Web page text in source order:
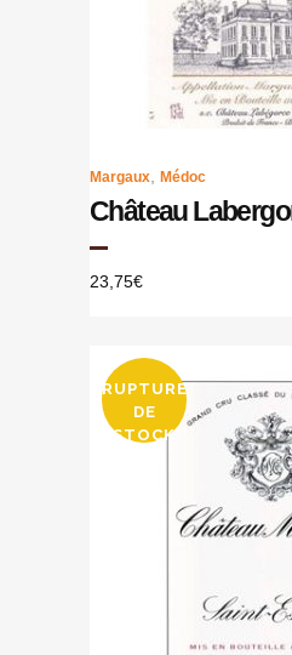
Margaux Médoc
Château
23,75€
RUPTURE
DE
STOCK